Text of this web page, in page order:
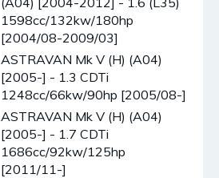
1598cc/132kw/180hp
[2004/08-2009/03]
ASTRAVAN Mk V (H) (A04)
[2005-] - 1.3 CDTi
1248cc/66kw/90hp [2005/08-]
ASTRAVAN Mk V (H) (A04)
[2005-] - 1.7 CDTi
1686cc/92kw/125hp
[2011/11-]